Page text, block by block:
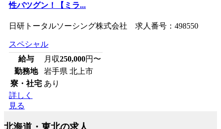
性バツグン！【ミラ...
日研トータルソーシング株式会社 求人番号：498550
スペシャル
給与
月収250,000円〜
勤務地
岩手県 北上市
寮・社宅 あり
詳しく
見る
北海道・東北の求人